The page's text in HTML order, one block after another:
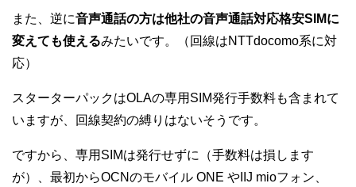
また、逆に音声通話の方は他社の音声通話対応格安SIMに
変えても使えるみたいです。（回線はNTTdocomo系に対
応）
スターターパックはOLAの専用SIM発行手数料も含まれて
いますが、回線契約の縛りはないそうです。
ですから、専用SIMは発行せずに（手数料は損します
が）、最初からOCNのモバイル ONE やIIJ mioフォン、